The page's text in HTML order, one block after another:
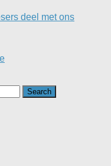
deel met ons